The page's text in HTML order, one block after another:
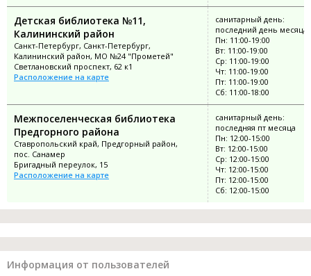
Детская библиотека №11,
Калининский район
Санкт-Петербург, Санкт-Петербург,
Калининский район, МО №24 "Прометей"
Светлановский проспект, 62 к1
Расположение на карте
санитарный день:
последний день месяца
Пн: 11:00-19:00
Вт: 11:00-19:00
Ср: 11:00-19:00
Чт: 11:00-19:00
Пт: 11:00-19:00
Сб: 11:00-18:00
Межпоселенческая библиотека
Предгорного района
Ставропольский край, Предгорный район,
пос. Санамер
Бригадный переулок, 15
Расположение на карте
санитарный день:
последняя пт месяца
Пн: 12:00-15:00
Вт: 12:00-15:00
Ср: 12:00-15:00
Чт: 12:00-15:00
Пт: 12:00-15:00
Сб: 12:00-15:00
Информация от пользователей